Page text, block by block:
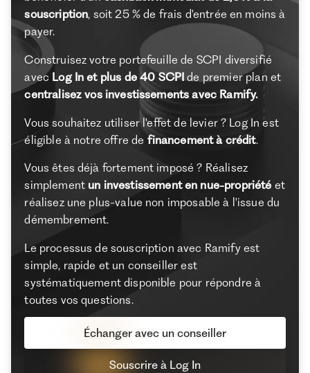
souscription, soit 25 % de frais d'entrée en moins à
payer.
Construisez votre portefeuille de SCPI diversifié
avec Log In et plus de 40 SCPI de premier plan et
centralisez vos investissements avec Ramify.
Vous souhaitez utiliser l'effet de levier ? Log In est
éligible à notre offre de financement à crédit.
Vous êtes déjà fortement imposé ? Réalisez
simplement un investissement en nue-propriété et
réalisez une plus-value non imposable à l'issue du
démembrement.
Le processus de souscription avec Ramify est
simple, rapide et un conseiller est
systématiquement disponible pour répondre à
toutes vos questions.
Souscrire à Log In
Échanger avec un conseiller